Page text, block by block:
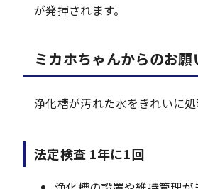
が発揮されます。
ミカホちゃんからのお願
浄化槽が汚れた水をきれいに
法定検査 1年に1回